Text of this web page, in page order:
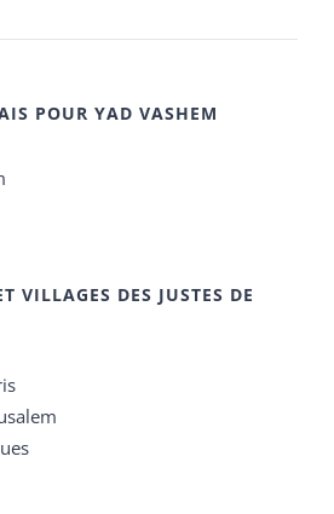
POUR YAD VASHEM
VILLAGES DES JUSTES DE